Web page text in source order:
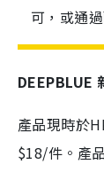
可，或通
DEEPBLUE
產品現時於
$18/件。產